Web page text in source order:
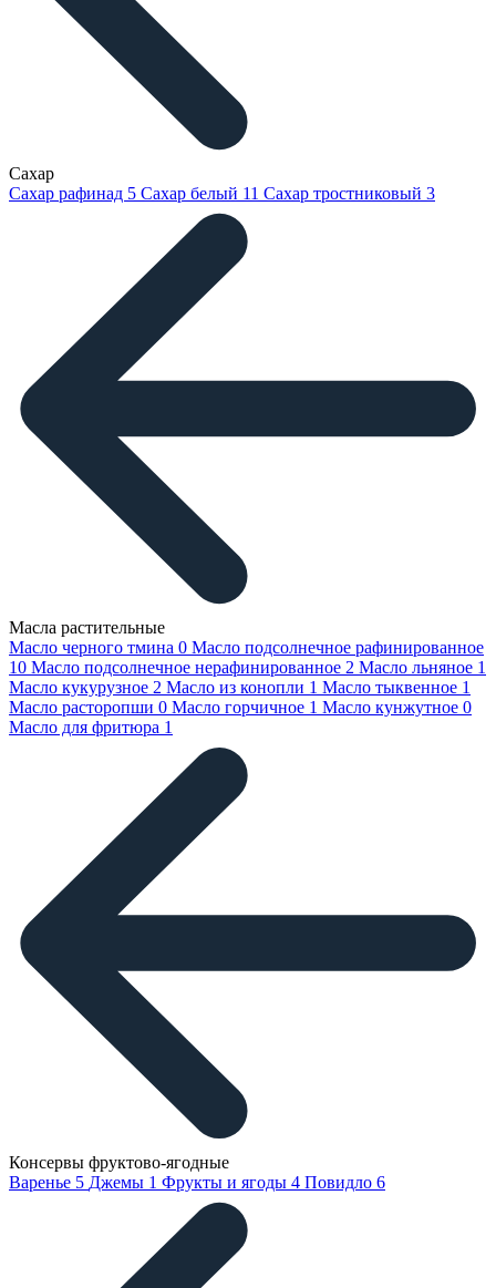
Сахар
Сахар рафинад 5 Сахар белый 11 Сахар тростниковый 3
Масла растительные
Масло черного тмина 0 Масло подсолнечное рафинированное
10 Масло подсолнечное нерафинированное 2 Масло льняное 1
Масло кукурузное 2 Масло из конопли 1 Масло тыквенное 1
Масло расторопши 0 Масло горчичное 1 Масло кунжутное 0
Масло для фритюра 1
Консервы фруктово-ягодные
Варенье 5 Джемы 1 Фрукты и ягоды 4 Повидло 6